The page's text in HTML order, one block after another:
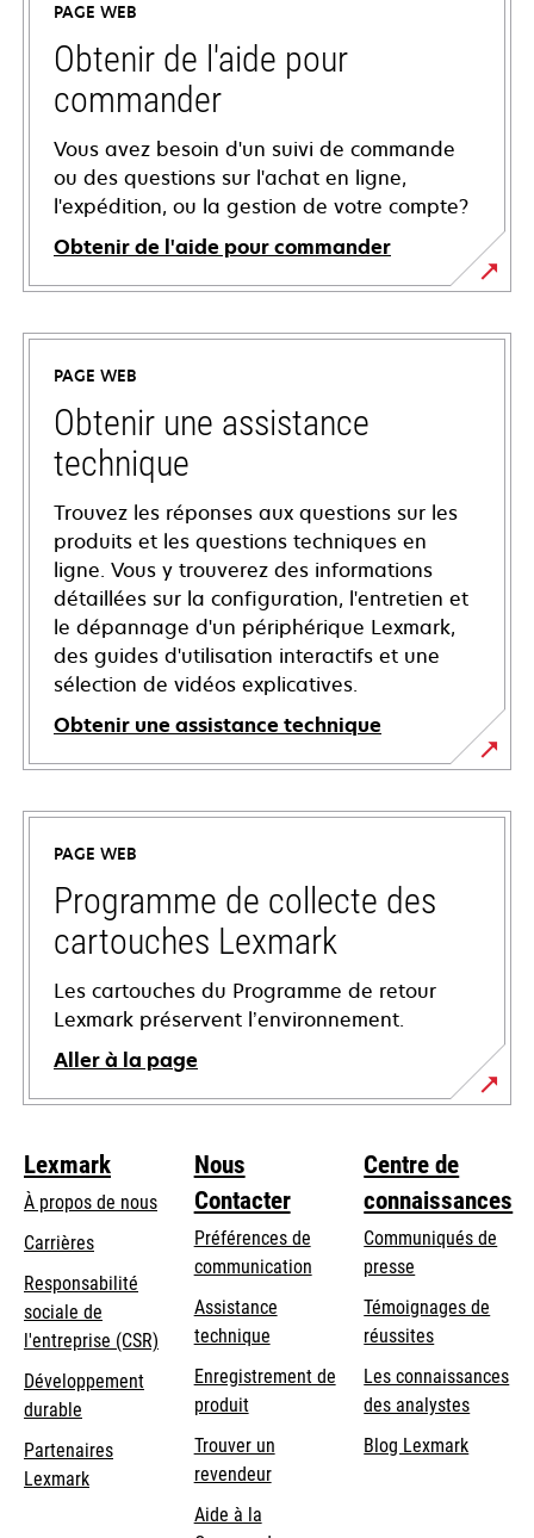
PAGE WEB
Obtenir de l'aide pour
commander
Vous avez besoin d'un suivi de commande
ou des questions sur l'achat en ligne,
l'expédition, ou la gestion de votre compte?
Obtenir de l'aide pour commander
PAGE WEB
Obtenir une assistance
technique
Trouvez les réponses aux questions sur les
produits et les questions techniques en
ligne. Vous y trouverez des informations
détaillées sur la configuration, l'entretien et
le dépannage d'un périphérique Lexmark,
des guides d'utilisation interactifs et une
sélection de vidéos explicatives.
Obtenir une assistance technique
s’ouvre
dans
nouvel
onglet
PAGE WEB
Programme de collecte des
cartouches Lexmark
Les cartouches du Programme de retour
Lexmark préservent l’environnement.
Aller à la page
Lexmark
À propos de nous
Carrières
s’ouvre
dans
un
nouvel
onglet
Responsabilité
sociale de
l'entreprise (CSR) s’ouvre
onglet
Développement
durable
Partenaires
Lexmark
Nous
Contacter
Préférences de
communication
s’ouvre
dans
un
nouvel
onglet
Assistance
techniques’ouvre
un
onglet
Enregistrement de
produit
Trouver un
revendeur
Aide à la
Centre de
connaissances
Communiqués de
presse
Témoignages de
réussites
Les connaissances
des analystes
Blog Lexmark